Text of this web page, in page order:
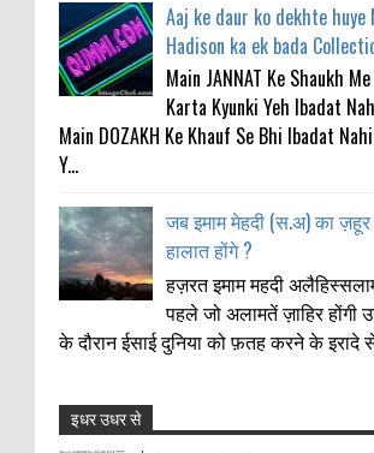
Aaj ke daur ko dekhte huye
Hadison ka ek bada
Main JANNAT Ke Shaukh
Karta Kyunki Yeh Ibadat
Main DOZAKH Ke Khauf Se Bhi Ibadat
Y...
जब इमाम मेहदी (स.अ) का ज़हूर
हालात होंगे ?
हज़रत इमाम महदी
पहले जो अलामतें ज़ाहिर होंगी
के दौरान ईसाई दुनिया को फ़तह करने के इरादे
Ramzan 2017 time table for
Anonymous:
इधर उधर से